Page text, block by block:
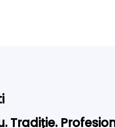
Tradiție.